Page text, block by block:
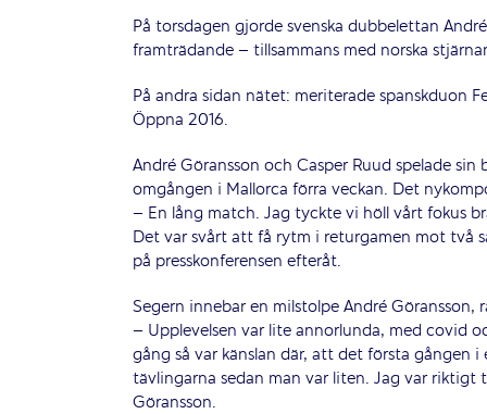
På torsdagen gjorde svenska dubbelettan
framträdande – tillsammans med norska
På andra sidan nätet: meriterade spanskduon
Öppna 2016.
André Göransson och Casper Ruud spelade
omgången i Mallorca förra veckan. Det
– En lång match. Jag tyckte vi höll vårt fokus
Det var svårt att få rytm i returgamen mot två
på presskonferensen efteråt.
Segern innebar en milstolpe André
– Upplevelsen var lite annorlunda, med covid
gång så var känslan där, att det första gången
tävlingarna sedan man var liten. Jag var
Göransson.